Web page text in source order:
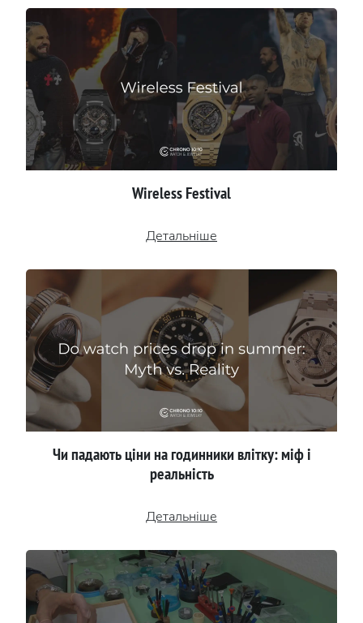
Wireless Festival
Детальніше
Чи падають ціни на годинники влітку: міф і
реальність
Детальніше